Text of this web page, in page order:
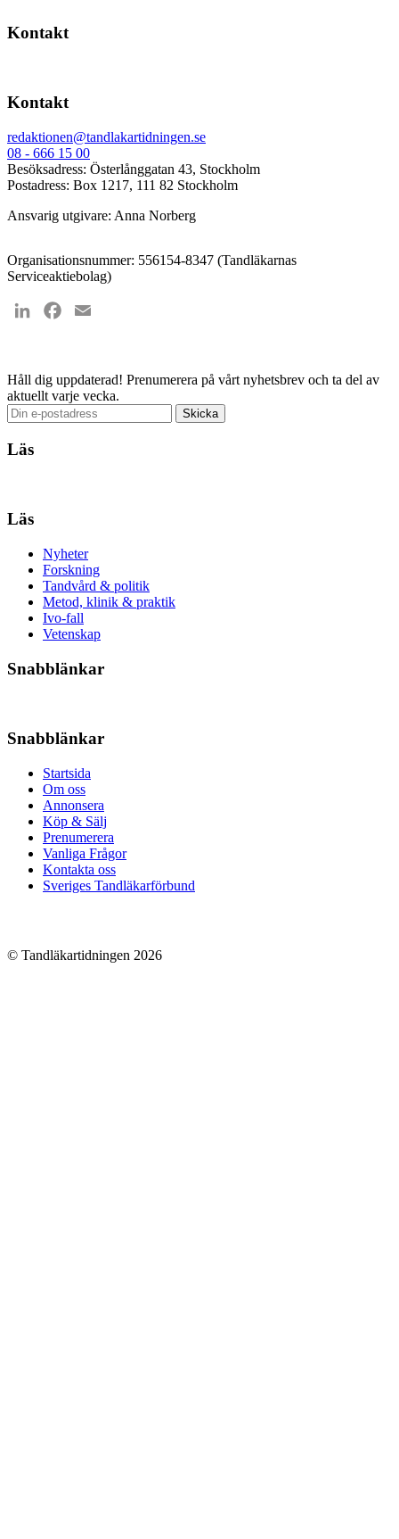
Kontakt
Kontakt
redaktionen@tandlakartidningen.se
08 - 666 15 00
Besöksadress: Österlånggatan 43, Stockholm
Postadress: Box 1217, 111 82 Stockholm
Ansvarig utgivare: Anna Norberg
Organisationsnummer: 556154-8347 (Tandläkarnas
Serviceaktiebolag)
LinkedInFacebook
Håll dig uppdaterad! Prenumerera på vårt nyhetsbrev och ta del av
aktuellt varje vecka.
Läs
Läs
Nyheter
Forskning
Tandvård & politik
Metod, klinik & praktik
Ivo-fall
Vetenskap
Snabblänkar
Snabblänkar
Startsida
Om oss
Annonsera
Köp & Sälj
Prenumerera
Vanliga Frågor
Kontakta oss
Sveriges Tandläkarförbund
© Tandläkartidningen 2026